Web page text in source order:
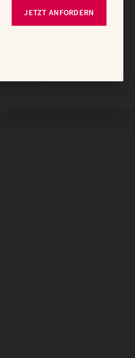
JETZT ANFORDERN